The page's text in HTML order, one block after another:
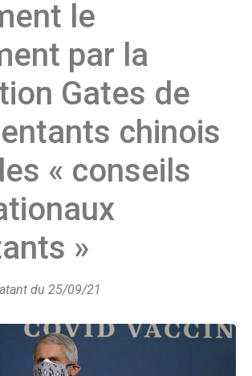
le
par la
Gates de
chinois
« conseils
»
du 25/09/21